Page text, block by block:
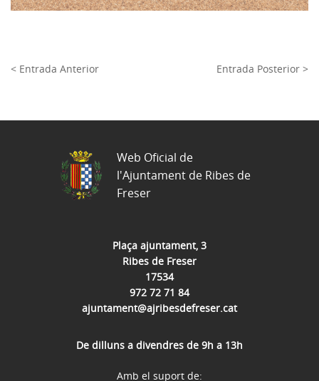
< Entrada Anterior Entrada Posterior >
Plaça ajuntament, 3
Ribes de Freser
17534
972 72 71 84
ajuntament@ajribesdefreser.cat
De dilluns a divendres de 9h a 13h
Web Oficial de
l'Ajuntament de Ribes de
Freser
Amb el suport de: